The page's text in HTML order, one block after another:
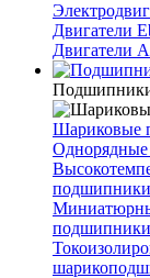
Двигатели
Двигатели
Шариковые
подшипники
подшипники